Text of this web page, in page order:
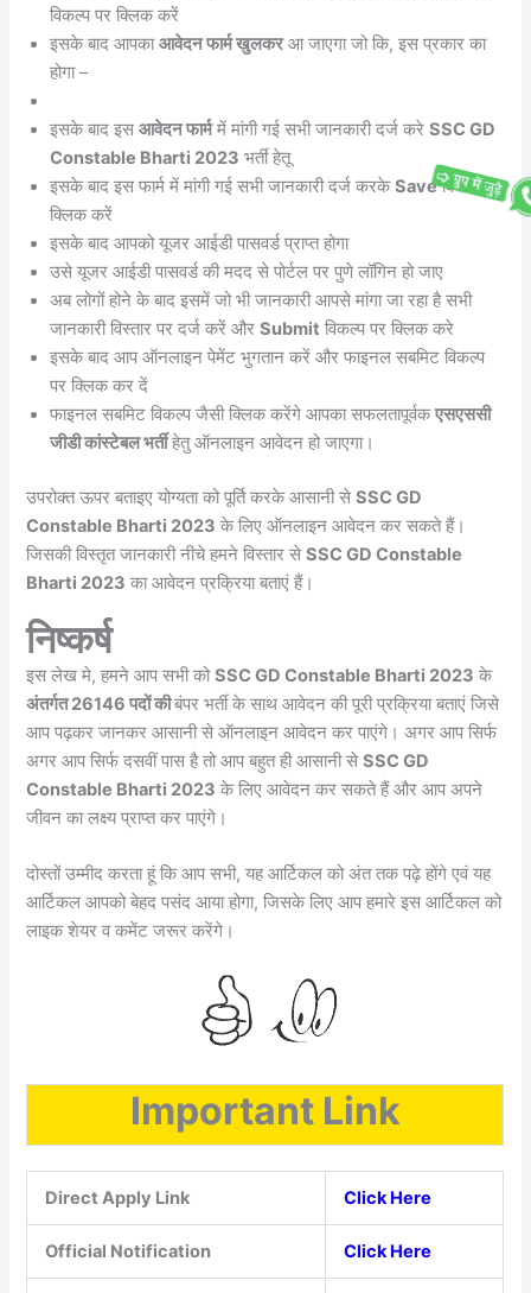
विकल्प पर क्लिक करें
इसके बाद आपकाआवेदन फार्म खुलकरआ जाएगा जो कि, इस प्रकार का
होगा –
इसके बाद इसआवेदन फार्ममें मांगी गई सभी जानकारी दर्ज करेSSC GD
Constable Bharti 2023 भर्ती हेतू
इसके बाद इस फार्म में मांगी गई सभी जानकारी दर्ज करकेSaveविकल्प पर
क्लिक करें
इसके बाद आपको यूजर आईडी पासवर्ड प्राप्त होगा
उसे यूजर आईडी पासवर्ड की मदद से पोर्टल पर पुणे लॉगिन हो जाए
अब लोगों होने के बाद इसमें जो भी जानकारी आपसे मांगा जा रहा है सभी
जानकारी विस्तार पर दर्ज करें औरSubmit विकल्प पर क्लिक करे
इसके बाद आप ऑनलाइन पेमेंट भुगतान करें और फाइनल सबमिट विकल्प
पर क्लिक कर दें
फाइनल सबमिट विकल्प जैसी क्लिक करेंगे आपका सफलतापूर्वकएसएससी
जीडी कांस्टेबल भर्तीहेतु ऑनलाइन आवेदन हो जाएगा।
उपरोक्त ऊपर बताइए योग्यता को पूर्ति करके आसानी सेSSC GD
Constable Bharti 2023 के लिए ऑनलाइन आवेदन कर सकते हैं।
जिसकी विस्तृत जानकारी नीचे हमने विस्तार सेSSC GD Constable
Bharti 2023 का आवेदन प्रक्रिया बताएं हैं।
निष्कर्ष
इस लेख मे, हमने आप सभी कोSSC GD Constable Bharti 2023 के
अंतर्गत 26146 पदों कीबंपर भर्ती के साथ आवेदन की पूरी प्रक्रिया बताएं जिसे
आप पढ़कर जानकर आसानी से ऑनलाइन आवेदन कर पाएंगे। अगर आप सिर्फ
अगर आप सिर्फ दसवीं पास है तो आप बहुत ही आसानी सेSSC GD
Constable Bharti 2023 के लिए आवेदन कर सकते हैं और आप अपने
जीवन का लक्ष्य प्राप्त कर पाएंगे।
दोस्तों उम्मीद करता हूं कि आप सभी, यह आर्टिकल को अंत तक पढ़े होंगे एवं यह
आर्टिकल आपको बेहद पसंद आया होगा, जिसके लिए आप हमारे इस आर्टिकल को
लाइक शेयर व कमेंट जरूर करेंगे।
Important Link
Direct Apply Link Click Here
Official Notification Click Here